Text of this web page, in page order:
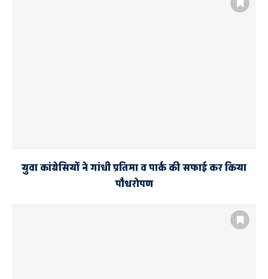
युवा कांग्रेसियों ने गांधी प्रतिमा व पार्क की सफाई कर किया
पौधरोपण